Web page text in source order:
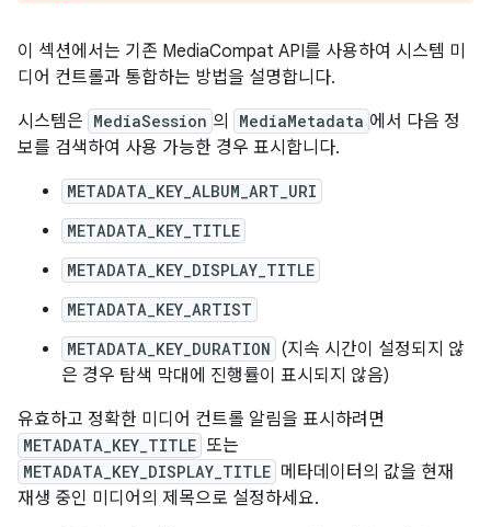
이 섹션에서는 기존 MediaCompat API를 사용하여 시스템 미
디어 컨트롤과 통합하는 방법을 설명합니다.
시스템은 MediaSession 의 MediaMetadata 에서 다음 정
보를 검색하여 사용 가능한 경우 표시합니다.
METADATA_KEY_ALBUM_ART_URI
METADATA_KEY_TITLE
METADATA_KEY_DISPLAY_TITLE
METADATA_KEY_ARTIST
METADATA_KEY_DURATION (지속 시간이 설정되지 않
은 경우 탐색 막대에 진행률이 표시되지 않음)
유효하고 정확한 미디어 컨트롤 알림을 표시하려면
METADATA_KEY_TITLE 또는
METADATA_KEY_DISPLAY_TITLE 메타데이터의 값을 현재
재생 중인 미디어의 제목으로 설정하세요.